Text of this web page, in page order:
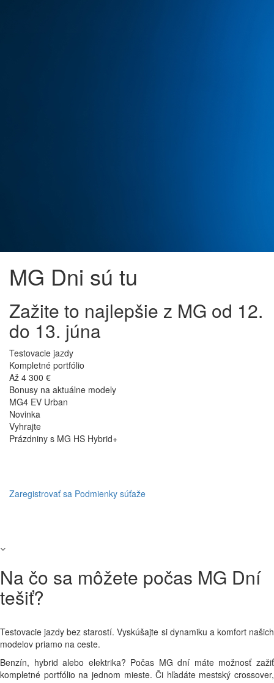
MG Dni sú tu
Zažite to najlepšie z MG od 12.
do 13. júna
Testovacie jazdy
Kompletné portfólio
Až 4 300 €
Bonusy na aktuálne modely
MG4 EV Urban
Novinka
Vyhrajte
Prázdniny s MG HS Hybrid+
Zaregistrovať sa Podmienky súťaže
Na čo sa môžete počas MG Dní
tešiť?
Testovacie jazdy bez starostí. Vyskúšajte si dynamiku a komfort našich
modelov priamo na ceste.
Benzín, hybrid alebo elektrika? Počas MG dní máte možnosť zažiť
kompletné portfólio na jednom mieste. Či hľadáte mestský crossover,